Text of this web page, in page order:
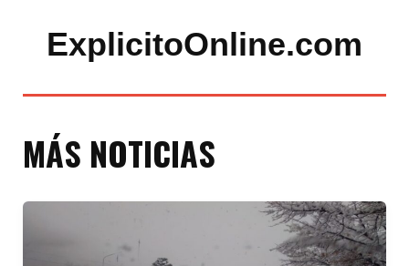
ExplicitoOnline.com
MÁS NOTICIAS